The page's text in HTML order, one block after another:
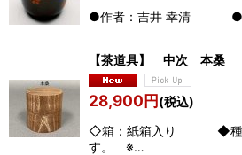
●作者
【茶道具】 中次 本桑
28,900円(税込)
◇箱：紙箱入り ◆種類を
す。 ※…